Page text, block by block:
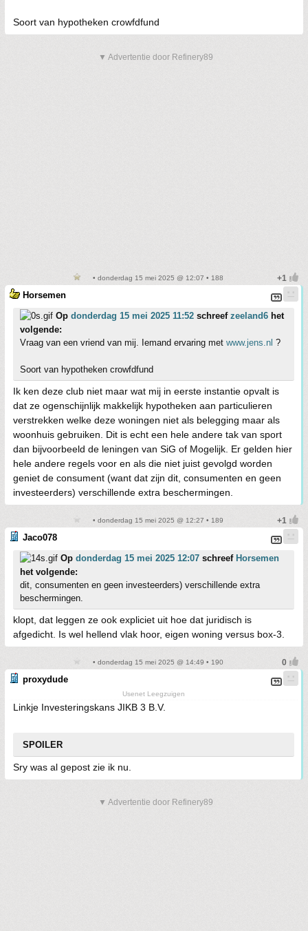
Soort van hypotheken crowfdfund
▼ Advertentie door Refinery89
• donderdag 15 mei 2025 @ 12:07 • 188
Horsemen
Op donderdag 15 mei 2025 11:52 schreef zeeland6 het
volgende:
Vraag van een vriend van mij. Iemand ervaring met www.jens.nl ?
Soort van hypotheken crowfdfund
Ik ken deze club niet maar wat mij in eerste instantie opvalt is
dat ze ogenschijnlijk makkelijk hypotheken aan particulieren
verstrekken welke deze woningen niet als belegging maar als
woonhuis gebruiken. Dit is echt een hele andere tak van sport
dan bijvoorbeeld de leningen van SiG of Mogelijk. Er gelden hier
hele andere regels voor en als die niet juist gevolgd worden
geniet de consument (want dat zijn dit, consumenten en geen
investeerders) verschillende extra beschermingen.
• donderdag 15 mei 2025 @ 12:27 • 189
Jaco078
Op donderdag 15 mei 2025 12:07 schreef Horsemen
het volgende:
dit, consumenten en geen investeerders) verschillende extra
beschermingen.
klopt, dat leggen ze ook expliciet uit hoe dat juridisch is
afgedicht. Is wel hellend vlak hoor, eigen woning versus box-3.
• donderdag 15 mei 2025 @ 14:49 • 190
proxydude
Usenet Leegzuigen
Linkje Investeringskans JIKB 3 B.V.
SPOILER
Sry was al gepost zie ik nu.
▼ Advertentie door Refinery89